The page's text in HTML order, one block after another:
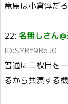
竜馬は小倉淳だろ
22: 名無しさん
ID:SYRt9RpJ0
普通に二枚目を
るから共演する